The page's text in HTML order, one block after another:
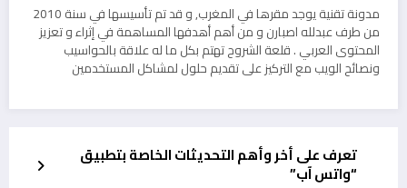
مدونة تقنية يوجد مقرها في المغرب, و قد تم تأسيسها في سنة 2010
من طرف عبدلله اصبارن و من أهم أهدفها المساهمة في إثراء و تعزيز
المحتوى العربي . قلعة الشروح تهتم بكل ما له علاقة بالحواسيب
ونصائح الويب مع التركيز على تقديم حلول لمشاكل المستخدمين
تعرف على أخر وأهم التحديثات الخاصة بتطبيق
“واتس آب”